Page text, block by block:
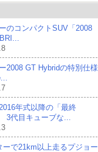
のコンパクトSUV「2008
2008 GT Hybridの特別仕様
年式以降の「最終
3代目キューブな...
ーで21km以上走るプジョー